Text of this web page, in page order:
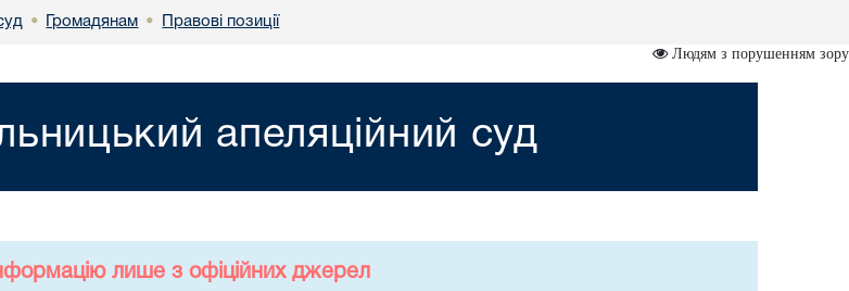
• Громадянам • Правові позиції
Людям з порушенням зору
апеляційний суд
лише з офіційних джерел